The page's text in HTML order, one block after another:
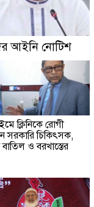
আইনি নোটিশ
ক্লিনিকে রোগী
সরকারি চিকিৎসক,
ও বরখাস্তের